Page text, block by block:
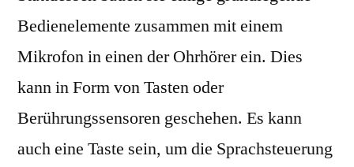
Bedienelemente zusammen mit einem
Mikrofon in einen der Ohrhörer ein. Dies
kann in Form von Tasten oder
Berührungssensoren geschehen. Es kann
auch eine Taste sein, um die Sprachsteuerung